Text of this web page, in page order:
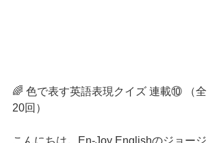
🌈 色で表す英語表現クイズ 連載⑩ （全
20回）
こんにちは。En-Joy Englishのジョージ